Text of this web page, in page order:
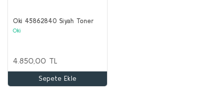
Oki 45862840 Siyah Toner
Oki
4.850,00 TL
Sepete Ekle